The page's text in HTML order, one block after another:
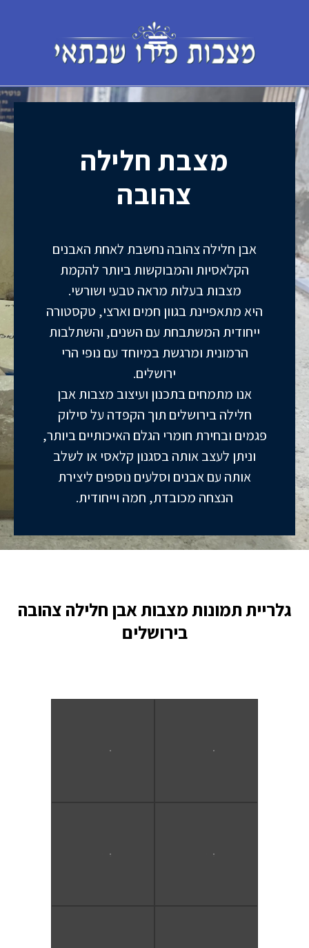
מצבת חלילה
צהובה
אבן חלילה צהובה נחשבת לאחת האבנים
הקלאסיות והמבוקשות ביותר להקמת
מצבות בעלות מראה טבעי ושורשי.
היא מתאפיינת בגוון חמים וארצי, טקסטורה
ייחודית המשתבחת עם השנים, והשתלבות
הרמונית ומרגשת במיוחד עם נופי הרי
ירושלים.
אנו מתמחים בתכנון ועיצוב מצבות אבן
חלילה בירושלים תוך הקפדה על סילוק
פגמים ובחירת חומרי הגלם האיכותיים ביותר,
וניתן לעצב אותה בסגנון קלאסי או לשלב
אותה עם אבנים וסלעים נוספים ליצירת
הנצחה מכובדת, חמה וייחודית.
גלריית תמונות מצבות אבן חלילה צהובה
בירושלים